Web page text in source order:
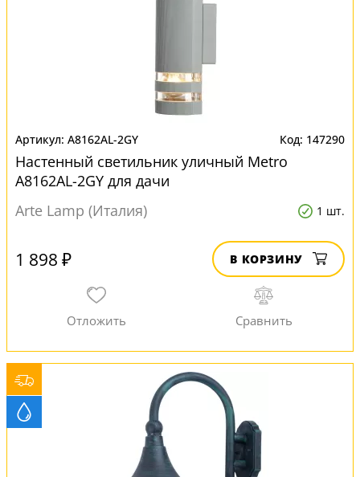
A8162AL-2GY 147290
Настенный светильник уличный Metro
A8162AL-2GY для дачи
Arte Lamp (Италия)
1 шт.
1 898 ₽ В КОРЗИНУ